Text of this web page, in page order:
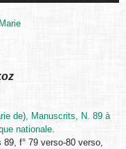
de), Manuscrits, N. 89 à
nationale.
89, f° 79 verso-80 verso,